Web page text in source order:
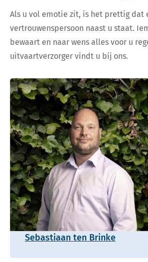
Als u vol emotie zit, is het prettig dat
vertrouwenspersoon naast u staat.
bewaart en naar wens alles voor u
uitvaartverzorger vindt u bij ons.
Sebastiaan ten Brinke